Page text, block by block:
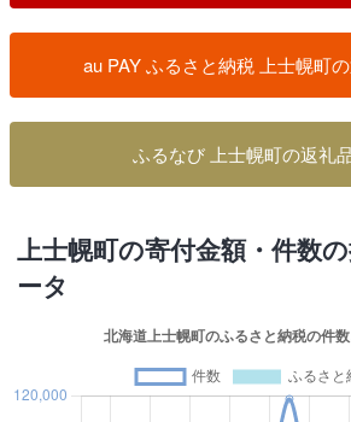
au PAY ふるさと納税 上士幌町
ふるなび 上士幌町の返礼
上士幌町の寄付金額・件数
ータ